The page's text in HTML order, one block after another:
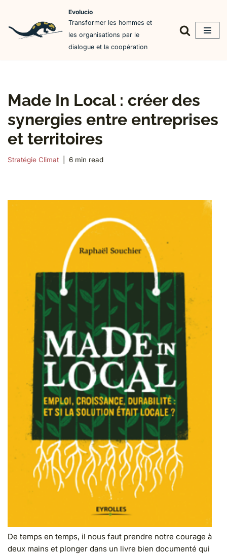
Aller
Evolucio
Transformer les hommes et
les organisations par le
dialogue et la coopération
Made In Local : créer des
synergies entre entreprises
et territoires
Stratégie Climat 6 min read
De temps en temps, il nous faut prendre notre courage à
deux mains et plonger dans un livre bien documenté qui